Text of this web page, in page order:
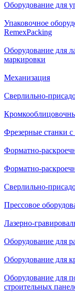
Оборудование для
Упаковочное
RemexPacking
Оборудование для
маркировки
Механизация
Сверлильно-
Фрезерные станки
Форматно-
Форматно-
Сверлильно-
Прессовое
Лазерно-
Оборудование для
Оборудование для
Оборудование для
строительных